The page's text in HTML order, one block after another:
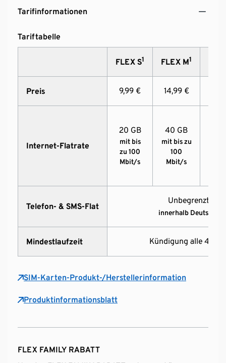
Tarifinformationen
Tariftabelle
FLEX S1 FLEX M1
Preis 9,99 € 14,99 €
Internet-Flatrate
20 GB
mit bis
zu 100
Mbit/s
40 GB
mit bis zu
100
Mbit/s
Telefon- & SMS-Flat
Unbegrenzt
innerhalb
Mindestlaufzeit Kündigung alle 4
SIM-Karten-Produkt-/Herstellerinformation
Produktinformationsblatt
FLEX FAMILY RABATT